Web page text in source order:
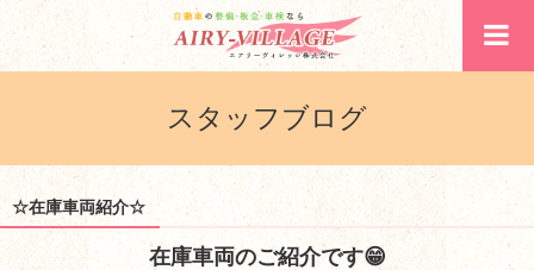
スタッフブログ
☆在庫車両紹介☆
在庫車両のご紹介です😁